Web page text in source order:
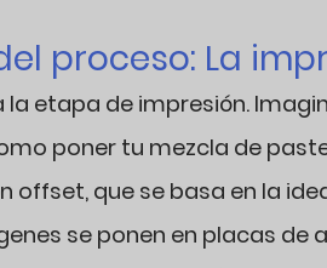
proceso: La
la etapa de impresión.
poner tu mezcla de
offset, que se basa en la
se ponen en placas de